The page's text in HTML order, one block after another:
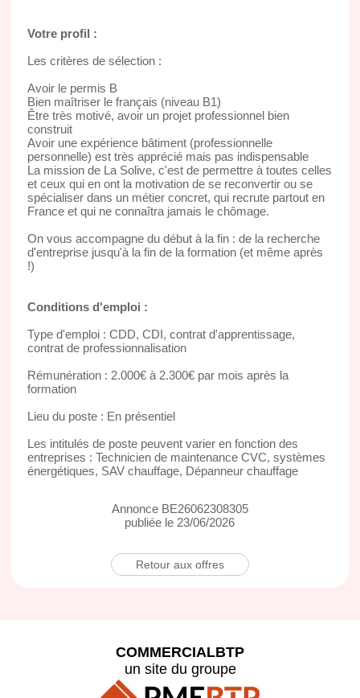
Votre profil :
Les critères de sélection :
Avoir le permis B
Bien maîtriser le français (niveau B1)
Être très motivé, avoir un projet professionnel bien
construit
Avoir une expérience bâtiment (professionnelle
personnelle) est très apprécié mais pas indispensable
La mission de La Solive, c'est de permettre à toutes celles
et ceux qui en ont la motivation de se reconvertir ou se
spécialiser dans un métier concret, qui recrute partout en
France et qui ne connaîtra jamais le chômage.
On vous accompagne du début à la fin : de la recherche
d'entreprise jusqu'à la fin de la formation (et même après
!)
Conditions d'emploi :
Type d'emploi : CDD, CDI, contrat d'apprentissage,
contrat de professionnalisation
Rémunération : 2.000€ à 2.300€ par mois après la
formation
Lieu du poste : En présentiel
Les intitulés de poste peuvent varier en fonction des
entreprises : Technicien de maintenance CVC, systèmes
énergétiques, SAV chauffage, Dépanneur chauffage
Annonce BE26062308305
publiée le 23/06/2026
Retour aux offres
COMMERCIALBTP
un site du groupe